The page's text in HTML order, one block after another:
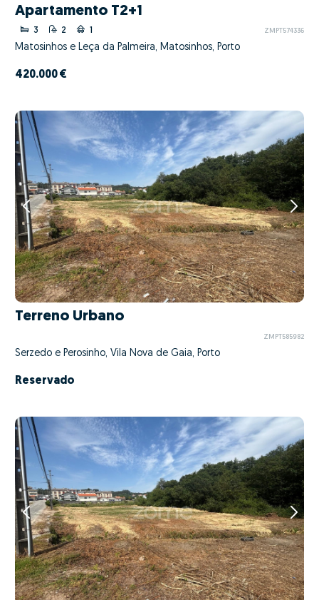
Apartamento T2+1
3 2 1 ZMPT574336
Matosinhos e Leça da Palmeira, Matosinhos, Porto
420.000 €
Terreno Urbano
ZMPT585982
Serzedo e Perosinho, Vila Nova de Gaia, Porto
Reservado